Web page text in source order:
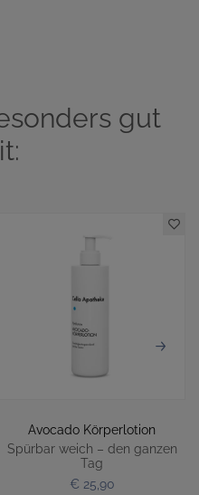
gut
Avocado Körperlotion
Spürbar weich – den ganzen
Tag
€ 25,90